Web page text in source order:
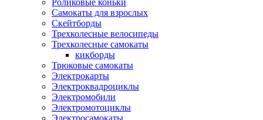
Роликовые коньки
Самокаты для взрослых
Скейтборды
Трехколесные велосипеды
Трехколесные самокаты
кикборды
Трюковые самокаты
Электрокарты
Электроквадроциклы
Электромобили
Электромотоциклы
Электросамокаты